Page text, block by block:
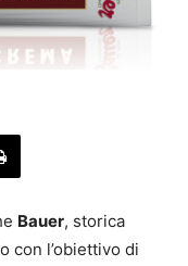
Bauer, storica
con l’obiettivo di